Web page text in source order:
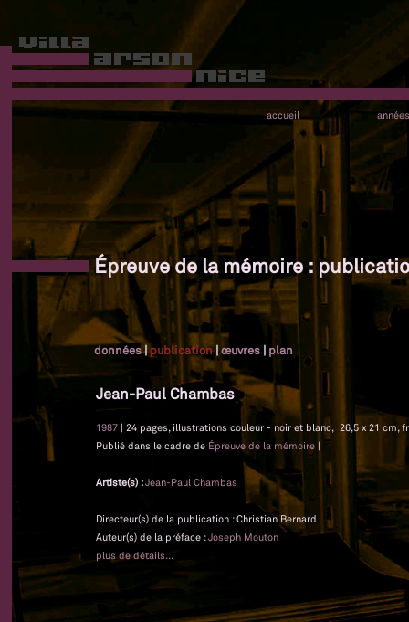
accueil années
Épreuve de la mémoire :
données|publication|œuvres | plan
Jean-Paul Chambas
1987 | 24 pages, illustrations couleur - noir et blanc, 26,5 x 21 cm,
Publié dans le cadre de Épreuve de la mémoire |
Artiste(s) :Jean-Paul Chambas
Directeur(s) de la publication : Christian Bernard
Auteur(s) de la préface :Joseph Mouton
plus de détails...